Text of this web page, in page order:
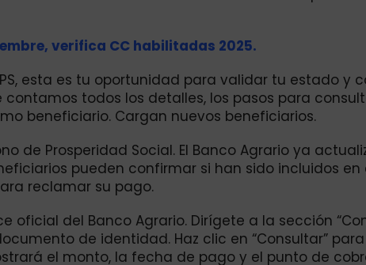
verifica CC habilitadas 2025.
esta es tu oportunidad para validar tu estado y
todos los detalles, los pasos para
beneficiario. Cargan nuevos beneficiarios.
de Prosperidad Social. El Banco Agrario ya
pueden confirmar si han sido incluidos en
reclamar su pago.
oficial del Banco Agrario. Dirígete a la sección
de identidad. Haz clic en “Consultar”
el monto, la fecha de pago y el punto de